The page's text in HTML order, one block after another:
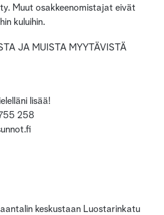
Muut osakkeenomistajat eivät
kuluihin.
JA MUISTA MYYTÄVISTÄ
lisää!
258
keskustaan Luostarinkatu